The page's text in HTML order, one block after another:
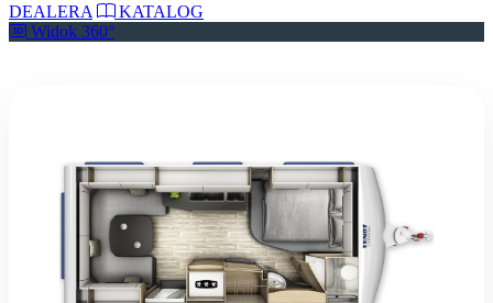
DEALERA
KATALOG
Widok 360°